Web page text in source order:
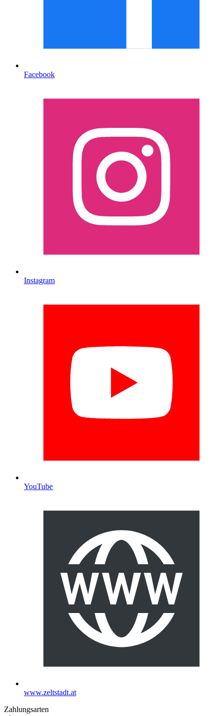
Facebook
Instagram
YouTube
www.zeltstadt.at
Zahlungsarten